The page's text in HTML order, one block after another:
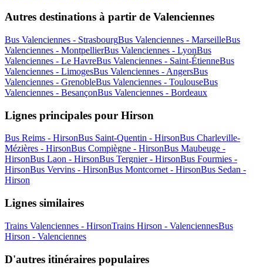
Autres destinations à partir de Valenciennes
Bus Valenciennes - StrasbourgBus Valenciennes - MarseilleBus
Valenciennes - MontpellierBus Valenciennes - LyonBus
Valenciennes - Le HavreBus Valenciennes - Saint-ÉtienneBus
Valenciennes - LimogesBus Valenciennes - AngersBus
Valenciennes - GrenobleBus Valenciennes - ToulouseBus
Valenciennes - BesançonBus Valenciennes - Bordeaux
Lignes principales pour Hirson
Bus Reims - HirsonBus Saint-Quentin - HirsonBus Charleville-
Mézières - HirsonBus Compiègne - HirsonBus Maubeuge -
HirsonBus Laon - HirsonBus Tergnier - HirsonBus Fourmies -
HirsonBus Vervins - HirsonBus Montcornet - HirsonBus Sedan -
Hirson
Lignes similaires
Trains Valenciennes - HirsonTrains Hirson - ValenciennesBus
Hirson - Valenciennes
D'autres itinéraires populaires